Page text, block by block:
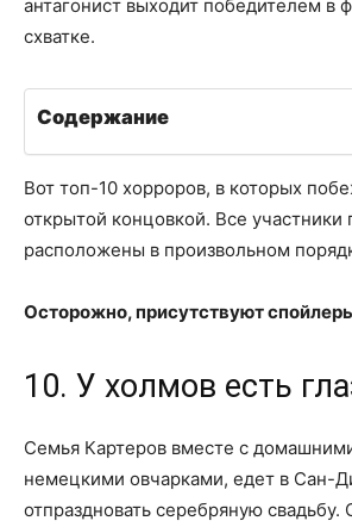
антагонист выходит победителем в
схватке.
Содержание
Вот топ-10 хорроров, в которых
открытой концовкой. Все участники
расположены в произвольном
Осторожно, присутствуют
10. У холмов есть
Семья Картеров вместе с
немецкими овчарками, едет в Сан-
отпраздновать серебряную свадьбу.